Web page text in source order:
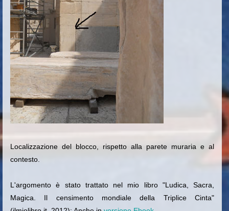
Localizzazione del blocco, rispetto alla parete muraria e al
contesto.
L'argomento è stato trattato nel mio libro "Ludica, Sacra,
Magica. Il censimento mondiale della Triplice Cinta"